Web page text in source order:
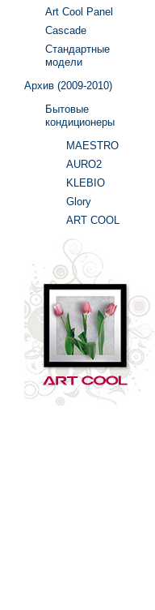
Art Cool Panel
Cascade
Стандартные
модели
Архив (2009-2010)
Бытовые
кондиционеры
MAESTRO
AURO2
KLEBIO
Glory
ART COOL